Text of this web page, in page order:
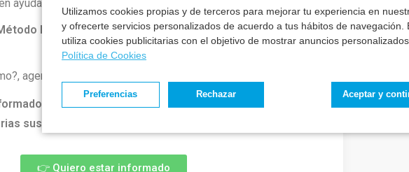
Utilizamos cookies propias y de terceros para mejorar tu experiencia en
y ofrecerte servicios personalizados de acuerdo a tus hábitos de navegación.
utiliza cookies publicitarias con el objetivo de mostrar anuncios personalizados.
Política de Cookies
Aceptar y
Rechazar
Preferencias
ayudarte a conseguir tus metas
Formantia, podrás conseguir el trabajo de tu vida sin
agenda una llamada: ☎️
de todo lo concerniente a este proceso y de las
suscríbete ahora a nuestra Newsletter.
👉 Quiero estar informado